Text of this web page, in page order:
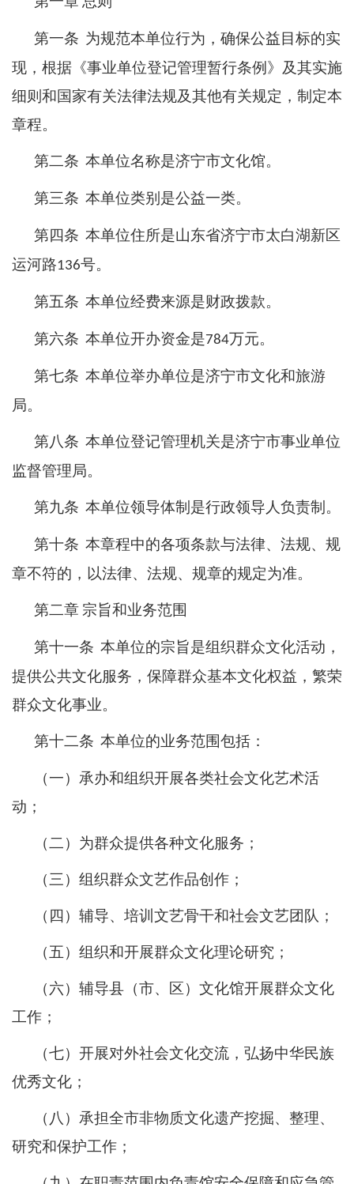
第一条 为规范本单位行为，确保公益目标的实
现，根据《事业单位登记管理暂行条例》及其实施
细则和国家有关法律法规及其他有关规定，制定本
章程。
第二条 本单位名称是济宁市文化馆。
第三条 本单位类别是公益一类。
第四条 本单位住所是山东省济宁市太白湖新区
运河路136号。
第五条 本单位经费来源是财政拨款。
第六条 本单位开办资金是784万元。
第七条 本单位举办单位是济宁市文化和旅游
局。
第八条 本单位登记管理机关是济宁市事业单位
监督管理局。
第九条 本单位领导体制是行政领导人负责制。
第十条 本章程中的各项条款与法律、法规、规
章不符的，以法律、法规、规章的规定为准。
第二章 宗旨和业务范围
第十一条 本单位的宗旨是组织群众文化活动，
提供公共文化服务，保障群众基本文化权益，繁荣
群众文化事业。
第十二条 本单位的业务范围包括：
（一）承办和组织开展各类社会文化艺术活
动；
（二）为群众提供各种文化服务；
（三）组织群众文艺作品创作；
（四）辅导、培训文艺骨干和社会文艺团队；
（五）组织和开展群众文化理论研究；
（六）辅导县（市、区）文化馆开展群众文化
工作；
（七）开展对外社会文化交流，弘扬中华民族
优秀文化；
（八）承担全市非物质文化遗产挖掘、整理、
研究和保护工作；